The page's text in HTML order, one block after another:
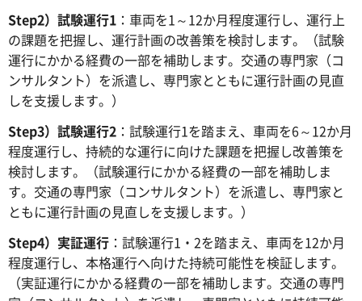
Step2）試験運行1 ：車両を1～12か月程度運行し、運行上
の課題を把握し、運行計画の改善策を検討します。（試験
運行にかかる経費の一部を補助します。交通の専門家（コ
ンサルタント）を派遣し、専門家とともに運行計画の見直
しを支援します。）
Step3）試験運行2 ：試験運行1を踏まえ、車両を6～12か月
程度運行し、持続的な運行に向けた課題を把握し改善策を
検討します。（試験運行にかかる経費の一部を補助しま
す。交通の専門家（コンサルタント）を派遣し、専門家と
ともに運行計画の見直しを支援します。）
Step4）実証運行 ：試験運行1・2を踏まえ、車両を12か月
程度運行し、本格運行へ向けた持続可能性を検証します。
（実証運行にかかる経費の一部を補助します。交通の専門